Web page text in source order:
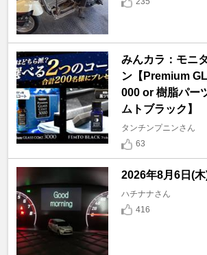
みんカラ：モニ
ン【Premium
000 or 樹脂パー
ムトブラック】
タンチンプニンさん
63
2026年8月6日(
ハチナナさん
416